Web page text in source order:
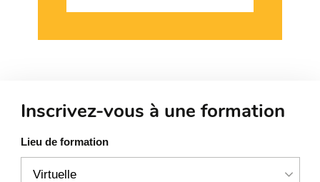
Inscrivez-vous à une formation
Lieu de formation